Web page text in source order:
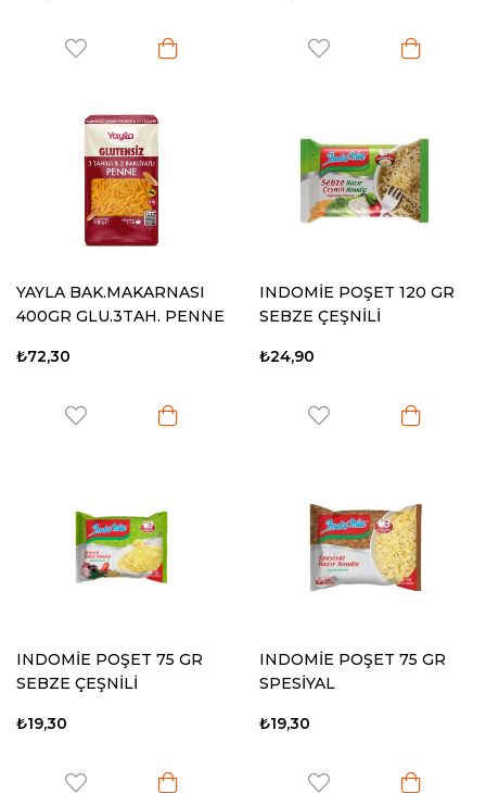
YAYLA BAK.MAKARNASI
400GR GLU.3TAH. PENNE
₺72,30
INDOMİE POŞET 120 GR
SEBZE ÇEŞNİLİ
₺24,90
INDOMİE POŞET 75 GR
SEBZE ÇEŞNİLİ
₺19,30
INDOMİE POŞET 75 GR
SPESİYAL
₺19,30